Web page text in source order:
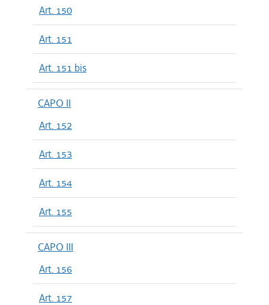
Art. 150
Art. 151
Art. 151 bis
CAPO II
Art. 152
Art. 153
Art. 154
Art. 155
CAPO III
Art. 156
Art. 157